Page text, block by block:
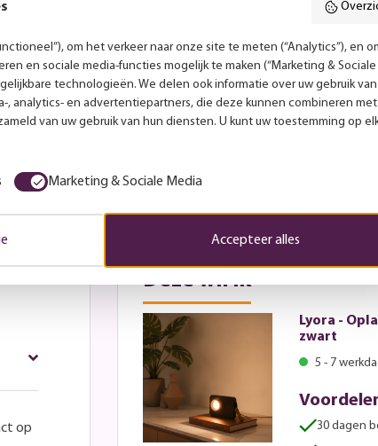
Wil je
op
Deze wil ik
Lyora -
zwart
5 - 7
30 dagen
om het verkeer naar onze site te meten (“Analytics”), en
en sociale media-functies mogelijk te maken (“Marketing & Sociale
technologieën. We delen ook informatie over uw gebruik van
, analytics- en advertentiepartners, die deze kunnen combineren met
van uw gebruik van hun diensten. U kunt uw toestemming op
Marketing & Sociale Media
Accepteer alles